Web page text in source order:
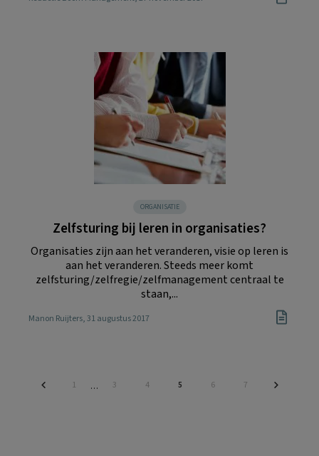
ORGANISATIE
Zelfsturing bij leren in organisaties?
Organisaties zijn aan het veranderen, visie op leren is
aan het veranderen. Steeds meer komt
zelfsturing/zelfregie/zelfmanagement centraal te
staan,...
Manon Ruijters, 31 augustus 2017
Pagina
1
Interim
… Pagina
3 Pagina
4 Pagina
5 Pagina
6 Pagina
7